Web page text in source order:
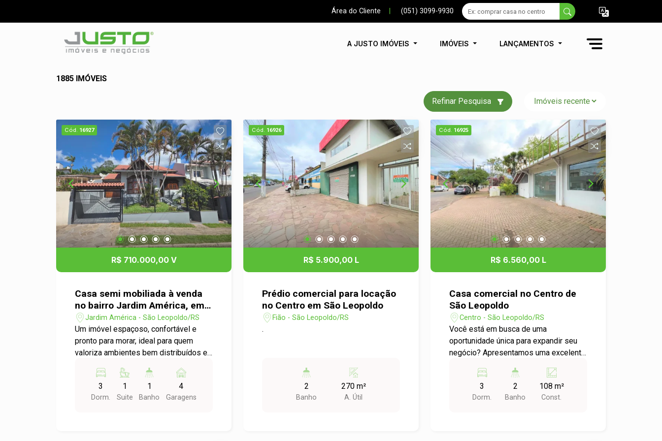
Área do Cliente (051) 3099-9930
A JUSTO IMÓVEIS IMÓVEIS LANÇAMENTOS
1885 IMÓVEIS
Refinar Pesquisa
Cód. 16927
R$ 710.000,00 V
Casa semi mobiliada à venda
no bairro Jardim América, em
São Leopoldo!
Jardim América - São Leopoldo/RS
Um imóvel espaçoso, confortável e
pronto para morar, ideal para quem
valoriza ambientes bem distribuídos e
sendo 1 suíte com closet, além de sala
de estar e jantar, cozinha, amplo
banheiro social e escritório. Nos
3
Dorm.
1
Suite
1
Banho
4
Garagens
Cód. 16926
R$ 5.900,00 L
Prédio comercial para locação
no Centro em São Leopoldo
Fião - São Leopoldo/RS
.
2
Banho
270 m²
A. Útil
Cód. 16925
R$ 6.560,00 L
Casa comercial no Centro de
São Leopoldo
Centro - São Leopoldo/RS
Você está em busca de uma
oportunidade única para expandir seu
negócio? Apresentamos uma excelente
no coração do bairro Centro de São
Leopoldo. Descrição: Esta casa
comercial ideal para ser adaptada
3
Dorm.
2
Banho
108 m²
Const.